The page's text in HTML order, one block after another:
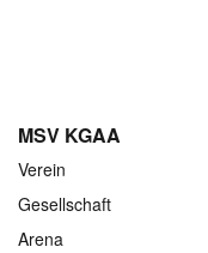
MSV KGAA
Verein
Gesellschaft
Arena